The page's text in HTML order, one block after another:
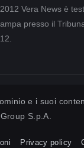
Vera News è
presso il
e i suoi
S.p.A.
Privacy policy